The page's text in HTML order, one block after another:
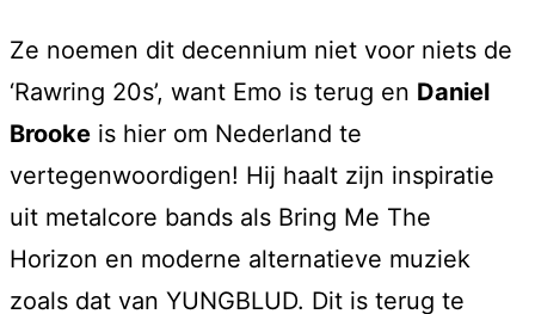
Ze noemen dit decennium niet voor niets de
‘Rawring 20s’, want Emo is terug en Daniel
Brooke is hier om Nederland te
vertegenwoordigen! Hij haalt zijn inspiratie
uit metalcore bands als Bring Me The
Horizon en moderne alternatieve muziek
zoals dat van YUNGBLUD. Dit is terug te